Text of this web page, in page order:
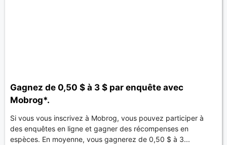
Gagnez de 0,50 $ à 3 $ par enquête avec
Mobrog*.
Si vous vous inscrivez à Mobrog, vous pouvez participer à
des enquêtes en ligne et gagner des récompenses en
espèces. En moyenne, vous gagnerez de 0,50 $ à 3...